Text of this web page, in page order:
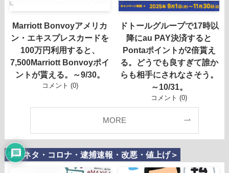
Marriott Bonvoyアメリカ
ン・エキスプレスカードを
100万円利用すると、
7,500Marriott Bonvoyポイ
ントが貰える。～9/30。
コメント (0)
ドトールグループで17時以
降にau PAY決済すると
Pontaポイントが2倍貰え
る。どうでも良すぎて誰か
らも相手にされなさそう。
～10/31。
コメント (0)
MORE
生活ネタ・コロナ・逮捕速報・改悪・値上げ＞